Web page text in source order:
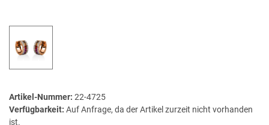
Artikel-Nummer: 22-4725
Verfügbarkeit: Auf Anfrage, da der Artikel zurzeit nicht vorhanden
ist.